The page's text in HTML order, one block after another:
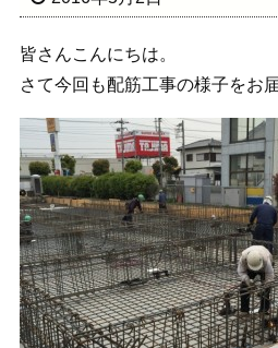
皆さんこんにちは。
さて今回も配筋工事の様子をお